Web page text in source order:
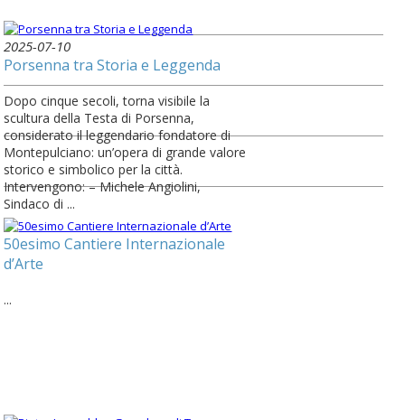
2025-07-10
Porsenna tra Storia e Leggenda
Dopo cinque secoli, torna visibile la
scultura della Testa di Porsenna,
considerato il leggendario fondatore di
Montepulciano: un’opera di grande valore
storico e simbolico per la città.
Intervengono: – Michele Angiolini,
Sindaco di ...
50esimo Cantiere Internazionale
d’Arte
...